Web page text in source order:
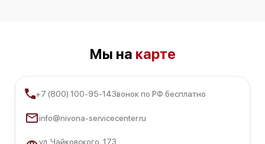
Мы на карте
+7 (800) 100-95-14Звонок по РФ бесплатно
info@nivona-servicecenter.ru
ул. Чайковского, 173